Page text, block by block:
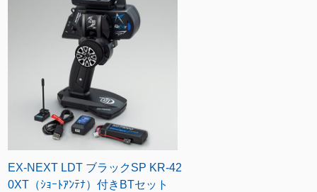
EX-NEXT LDT ブラックSP KR-42
0XT（ｼｮｰﾄｱﾝﾃﾅ）付きBTセット